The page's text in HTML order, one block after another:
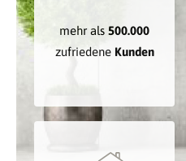
mehr als 500.000
zufriedene Kunden